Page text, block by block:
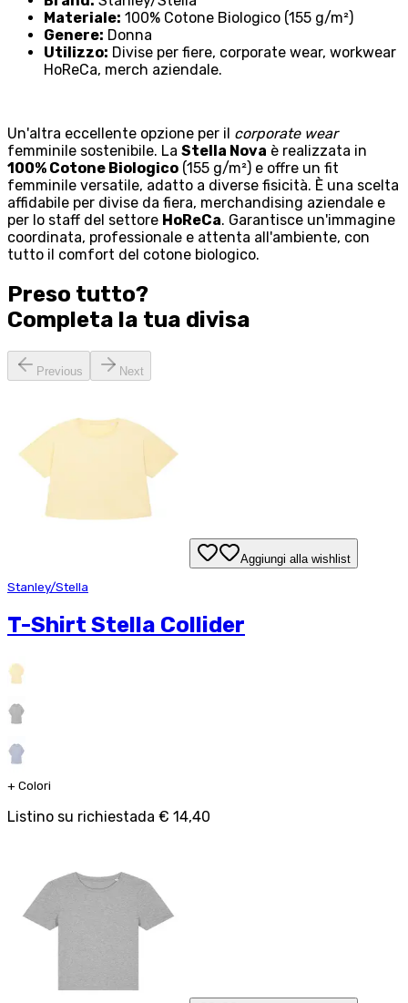
Materiale: 100% Cotone Biologico (155 g/m²)
Genere: Donna
Utilizzo: Divise per fiere, corporate wear, workwear
HoReCa, merch aziendale.
Un'altra eccellente opzione per il corporate wear
femminile sostenibile. La Stella Nova è realizzata in
100% Cotone Biologico (155 g/m²) e offre un fit
femminile versatile, adatto a diverse fisicità. È una scelta
affidabile per divise da fiera, merchandising aziendale e
per lo staff del settore HoReCa. Garantisce un'immagine
coordinata, professionale e attenta all'ambiente, con
tutto il comfort del cotone biologico.
Preso tutto?
Completa la tua divisa
Previous Next
Aggiungi alla wishlist
Stanley/Stella
T-Shirt Stella Collider
+ Colori
Listino su richiestada € 14,40